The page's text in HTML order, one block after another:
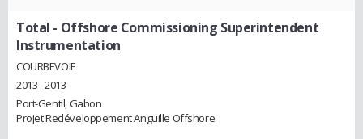
Total - Offshore Commissioning Superintendent
Instrumentation
COURBEVOIE
2013 - 2013
Port-Gentil, Gabon
Projet Redéveloppement Anguille Offshore